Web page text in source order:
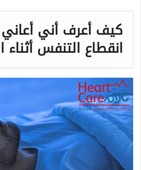
كيف أعرف أني
انقطاع التنفس أثناء